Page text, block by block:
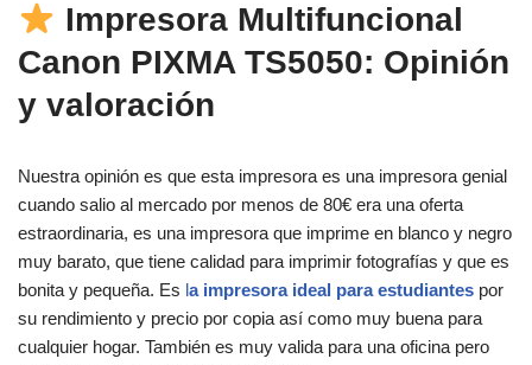
Impresora Multifuncional
Canon PIXMA TS5050: Opinión
y valoración
Nuestra opinión es que esta impresora es una impresora genial
cuando salio al mercado por menos de 80€ era una oferta
estraordinaria, es una impresora que imprime en blanco y negro
muy barato, que tiene calidad para imprimir fotografías y que es
bonita y pequeña. Es la impresora ideal para estudiantes por
su rendimiento y precio por copia así como muy buena para
cualquier hogar. También es muy valida para una oficina pero